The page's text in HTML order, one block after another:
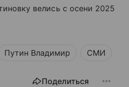
велись с осени 2025
Путин Владимир СМИ
Поделиться